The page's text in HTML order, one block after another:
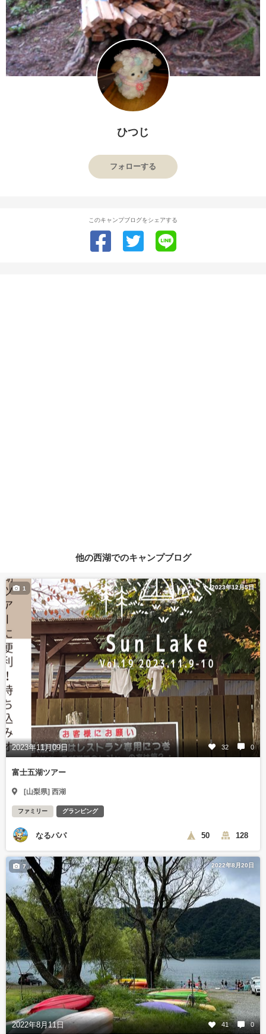
ひつじ
フォローする
このキャンプブログをシェアする
他の西湖でのキャンプブログ
2023年12月5日
2023年11月09日 32 0
1
富士五湖ツアー
[山梨県] 西湖
ファミリー グランピング
なるパパ 50 128
2022年8月20日
2022年8月11日 41 0
7